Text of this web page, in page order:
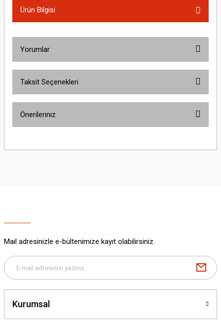
Ürün Bilgisi
Yorumlar
Taksit Seçenekleri
Önerileriniz
Bu ürüne benzer farklı alternatifler olmalı.
Mail adresinizle e-bültenimize kayıt olabilirsiniz.
Kurumsal